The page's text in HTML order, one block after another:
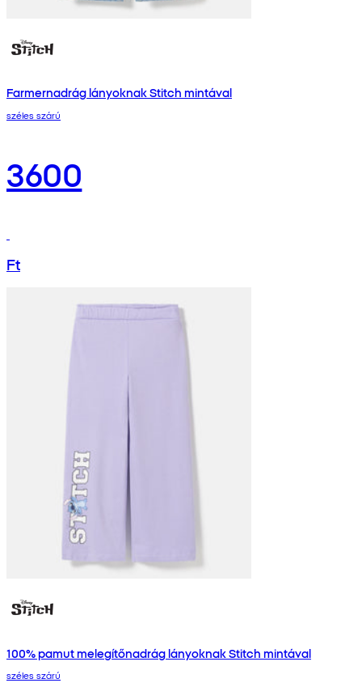
Farmernadrág lányoknak Stitch mintával
széles szárú
3600
Ft
100% pamut melegítőnadrág lányoknak Stitch mintával
széles szárú